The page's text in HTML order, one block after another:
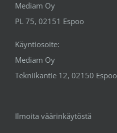
Mediam Oy
PL 75, 02151 Espoo
Käyntiosoite:
Mediam Oy
Tekniikantie 12, 02150 Espoo
Ilmoita väärinkäytöstä